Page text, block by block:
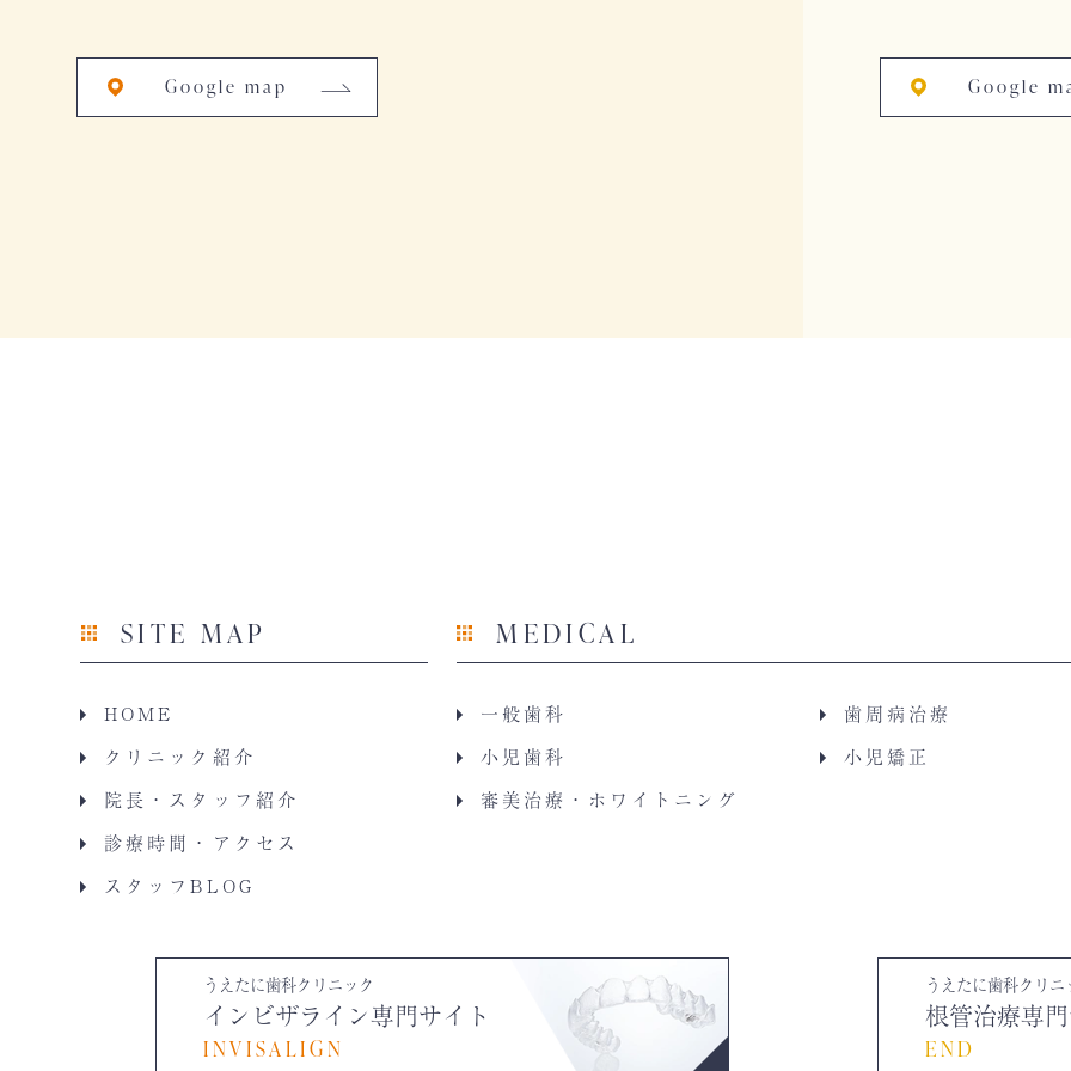
Google map Google
SITE MAP
HOME
クリニック紹介
院長・スタッフ紹介
診療時間・アクセス
スタッフBLOG
MEDICAL
一般歯科
歯周病治療
小児歯科
小児矯正
審美治療・ホワイトニング
うえたに歯科クリニック
インビザライン専門サイト
INVISALIGN
うえたに歯科クリニ
根管治療専
END